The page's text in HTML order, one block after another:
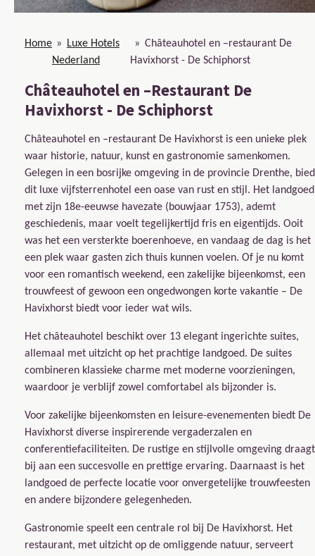
Home »
Luxe Hotels
Nederland
» Châteauhotel en –restaurant De
Havixhorst - De Schiphorst
Châteauhotel en –Restaurant De
Havixhorst - De Schiphorst
Châteauhotel en –restaurant De Havixhorst is een unieke plek
waar historie, natuur, kunst en gastronomie samenkomen.
Gelegen in een bosrijke omgeving in de provincie Drenthe,
dit luxe vijfsterrenhotel een oase van rust en stijl. Het
met zijn 18e-eeuwse havezate (bouwjaar 1753), ademt
geschiedenis, maar voelt tegelijkertijd fris en eigentijds. Ooit
was het een versterkte boerenhoeve, en vandaag de dag is het
een plek waar gasten zich thuis kunnen voelen. Of je nu komt
voor een romantisch weekend, een zakelijke bijeenkomst, een
trouwfeest of gewoon een ongedwongen korte vakantie – De
Havixhorst biedt voor ieder wat wils.
Het châteauhotel beschikt over 13 elegant ingerichte suites,
allemaal met uitzicht op het prachtige landgoed. De suites
combineren klassieke charme met moderne voorzieningen,
waardoor je verblijf zowel comfortabel als bijzonder is.
Voor zakelijke bijeenkomsten en leisure-evenementen biedt De
Havixhorst diverse inspirerende vergaderzalen en
conferentiefaciliteiten. De rustige en stijlvolle omgeving draagt
bij aan een succesvolle en prettige ervaring. Daarnaast is het
landgoed de perfecte locatie voor onvergetelijke trouwfeesten
en andere bijzondere gelegenheden.
Gastronomie speelt een centrale rol bij De Havixhorst. Het
restaurant, met uitzicht op de omliggende natuur, serveert